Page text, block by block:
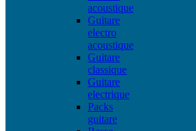
acoustique
Guitare
electro
acoustique
Guitare
classique
Guitare
electrique
Packs
guitare